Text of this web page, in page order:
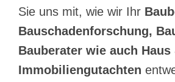
Sie uns mit, wie wir Ihr
Bauschadenforschung,
Bauberater wie auch Haus
Immobiliengutachten